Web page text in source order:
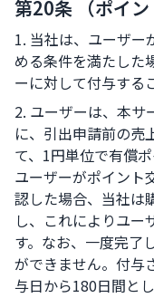
第20条 （ポイン
1. 当社は、ユーザー
める条件を満たした
ーに対して付与する
2. ユーザーは、本サ
に、引出申請前の売
て、1円単位で有償
ユーザーがポイント
認した場合、当社は
し、これによりユー
す。なお、一度完了
ができません。付与
与日から180日間とし